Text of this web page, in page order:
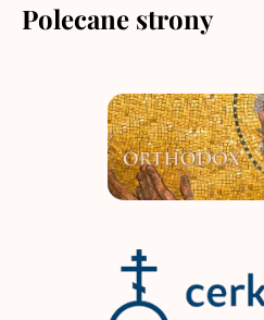
Polecane strony